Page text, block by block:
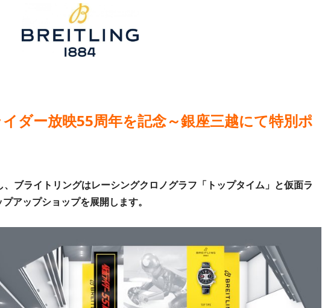
ダー放映55周年を記念～銀座三越にて特別ポ
ブライトリングはレーシングクロノグラフ「トップタイム」と仮面ラ
アップショップを展開します。